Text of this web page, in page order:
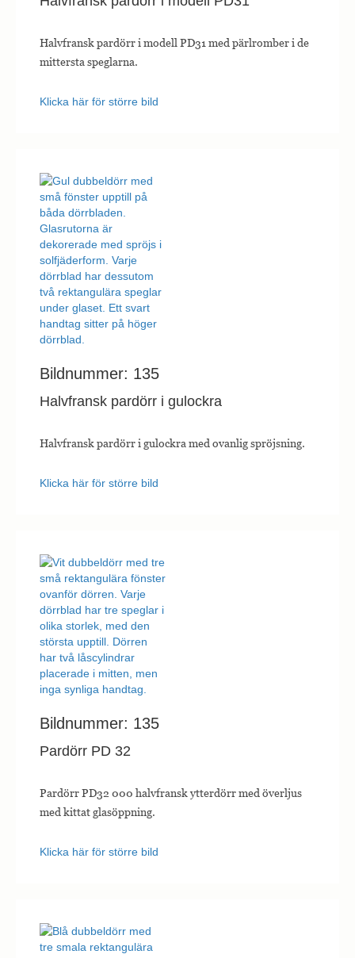
Halvfransk pardörr i modell PD31 med pärlromber i de
mittersta speglarna.
Klicka här för större bild
Bildnummer: 135
Halvfransk pardörr i gulockra
Halvfransk pardörr i gulockra med ovanlig spröjsning.
Klicka här för större bild
Bildnummer: 135
Pardörr PD 32
Pardörr PD32 000 halvfransk ytterdörr med överljus
med kittat glasöppning.
Klicka här för större bild